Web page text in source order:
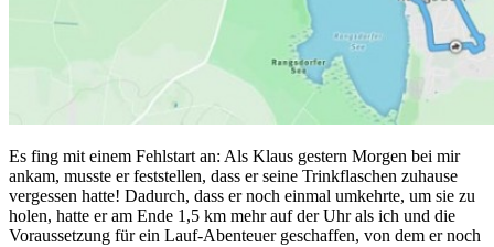
Es fing mit einem Fehlstart an: Als Klaus gestern Morgen bei mir
ankam, musste er feststellen, dass er seine Trinkflaschen zuhause
vergessen hatte! Dadurch, dass er noch einmal umkehrte, um sie zu
holen, hatte er am Ende 1,5 km mehr auf der Uhr als ich und die
Voraussetzung für ein Lauf-Abenteuer geschaffen, von dem er noch